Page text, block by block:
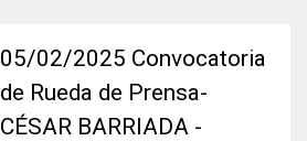
05/02/2025 Convocatoria
de Rueda de Prensa-
CÉSAR BARRIADA -